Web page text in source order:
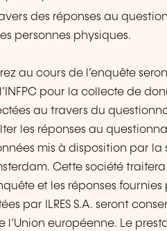
des réponses au
personnes physiques.
au cours de l’enquête
pour la collecte de
au travers du
les réponses au
mis à disposition par la
Cette société
et les réponses
par ILRES S.A. seront
l’Union européenne. Le